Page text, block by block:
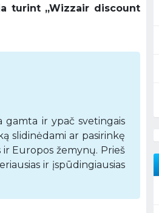
turint ,,Wizzair discount
gamta ir ypač svetingais
slidinėdami ar pasirinkę
Europos žemynų. Prieš
ir įspūdingiausias